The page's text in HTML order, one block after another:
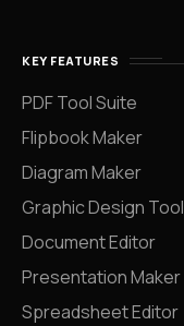
KEY FEATURES
PDF Tool Suite
Flipbook Maker
Diagram Maker
Graphic Design Tool
Document Editor
Presentation Maker
Spreadsheet Editor